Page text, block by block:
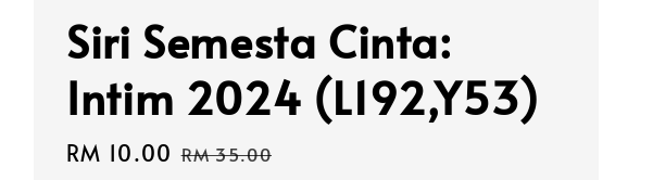
Siri Semesta Cinta:
Intim 2024 (L192,Y53)
Sale
RM 10.00 Regular
RM 35.00